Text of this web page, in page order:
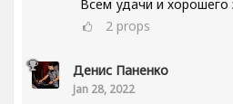
Всем удачи и хорошего
2 props
Денис Паненко
Jan 28, 2022